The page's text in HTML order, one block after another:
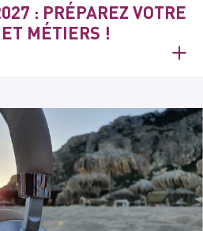
: PRÉPAREZ VOTRE
MÉTIERS !